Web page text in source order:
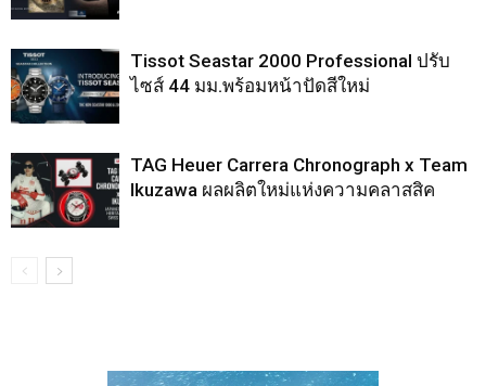
Tissot Seastar 2000 Professional ปรับ
ไซส์ 44 มม.พร้อมหน้าปัดสีใหม่
TAG Heuer Carrera Chronograph x Team
Ikuzawa ผลผลิตใหม่แห่งความคลาสสิค